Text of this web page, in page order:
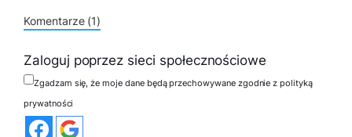
Komentarze (1)
Zaloguj poprzez sieci społecznościowe
Zgadzam się, że moje dane będą przechowywane zgodnie z polityką
prywatności